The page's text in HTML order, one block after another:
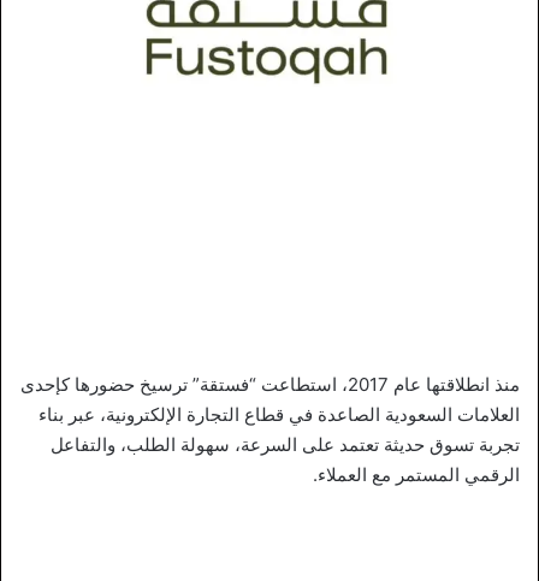
منذ انطلاقتها عام 2017، استطاعت “فستقة” ترسيخ حضورها كإحدى
العلامات السعودية الصاعدة في قطاع التجارة الإلكترونية، عبر بناء
تجربة تسوق حديثة تعتمد على السرعة، سهولة الطلب، والتفاعل
الرقمي المستمر مع العملاء.